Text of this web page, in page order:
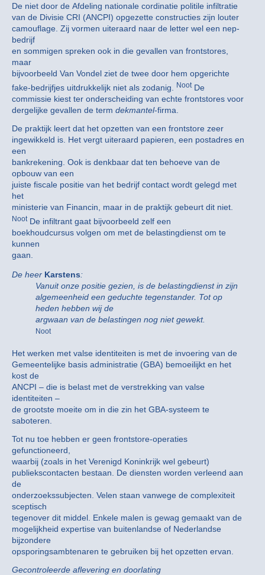
De niet door de Afdeling nationale cordinatie politile infiltratie
van de Divisie CRI (ANCPI) opgezette constructies zijn louter
camouflage. Zij vormen uiteraard naar de letter wel een nep-
bedrijf
en sommigen spreken ook in die gevallen van frontstores,
maar
bijvoorbeeld Van Vondel ziet de twee door hem opgerichte
fake-bedrijfjes uitdrukkelijk niet als zodanig.
NootDe
commissie kiest ter onderscheiding van echte frontstores voor
dergelijke gevallen de term dekmantel-firma.
De praktijk leert dat het opzetten van een frontstore zeer
ingewikkeld is. Het vergt uiteraard papieren, een postadres en
een
bankrekening. Ook is denkbaar dat ten behoeve van de
opbouw van een
juiste fiscale positie van het bedrijf contact wordt gelegd met
het
ministerie van Financin, maar in de praktijk gebeurt dit niet.
NootDe infiltrant gaat bijvoorbeeld zelf een
boekhoudcursus volgen om met de belastingdienst om te
kunnen
gaan.
De heer Karstens:
Vanuit onze positie gezien, is de belastingdienst in zijn
algemeenheid een geduchte tegenstander. Tot op
heden hebben wij de
argwaan van de belastingen nog niet gewekt.
Noot
Het werken met valse identiteiten is met de invoering van de
Gemeentelijke basis administratie (GBA) bemoeilijkt en het
kost de
ANCPI – die is belast met de verstrekking van valse
identiteiten –
de grootste moeite om in die zin het GBA-systeem te
saboteren.
Tot nu toe hebben er geen frontstore-operaties
gefunctioneerd,
waarbij (zoals in het Verenigd Koninkrijk wel gebeurt)
publiekscontacten bestaan. De diensten worden verleend aan
de
onderzoekssubjecten. Velen staan vanwege de complexiteit
sceptisch
tegenover dit middel. Enkele malen is gewag gemaakt van de
mogelijkheid expertise van buitenlandse of Nederlandse
bijzondere
opsporingsambtenaren te gebruiken bij het opzetten ervan.
Gecontroleerde aflevering en doorlating